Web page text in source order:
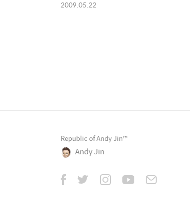
2009.05.22
Republic of Andy Jin™
Andy Jin